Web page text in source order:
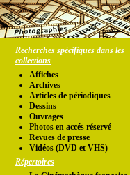
Recherches spécifiques dans les
collections
Affiches
Archives
Articles de périodiques
Dessins
Ouvrages
Photos en accés réservé
Revues de presse
Vidéos (DVD et VHS)
Répertoires